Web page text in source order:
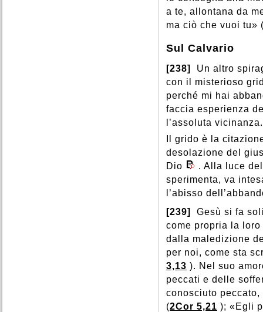
a te, allontana da
ma ciò che vuoi tu»
Sul Calvario
[238]
Un altro
con il misterioso
perché mi hai
faccia esperienza
l’assoluta vicinanza.
Il grido è la
desolazione del
Dio
. Alla luce
sperimenta, va
l’abisso
[239]
Gesù si fa
come propria la
dalla maledizione
per noi, come sta
3,13 ). Nel suo
peccati e delle
conosciuto
(2Cor 5,21 ); «Egli